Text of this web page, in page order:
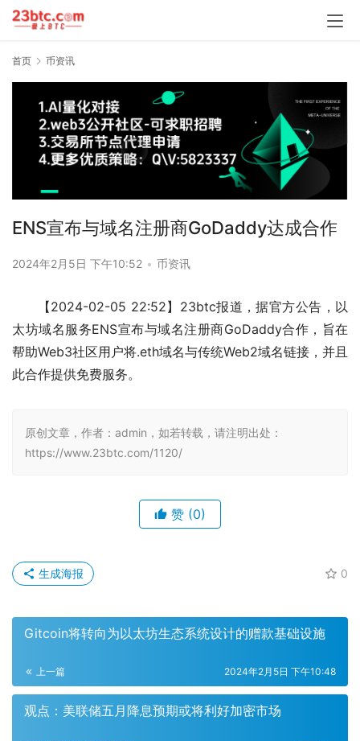
首页 币资讯
ENS宣布与域名注册商GoDaddy达成合作
2024年2月5日 下午10:52 • 币资讯
【2024-02-05 22:52】23btc报道，据官方公告，以
太坊域名服务ENS宣布与域名注册商GoDaddy合作，旨在
帮助Web3社区用户将.eth域名与传统Web2域名链接，并且
此合作提供免费服务。
原创文章，作者：admin，如若转载，请注明出处：
https://www.23btc.com/1120/
赞 (0)
0
生成海报
Gitcoin将转向为以太坊生态系统设计的赠款基础设施
上一篇 2024年2月5日 下午10:48
观点：美联储五月降息预期或将利好加密市场